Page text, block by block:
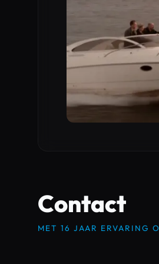
Contact
MET 16 JAAR ERVARING